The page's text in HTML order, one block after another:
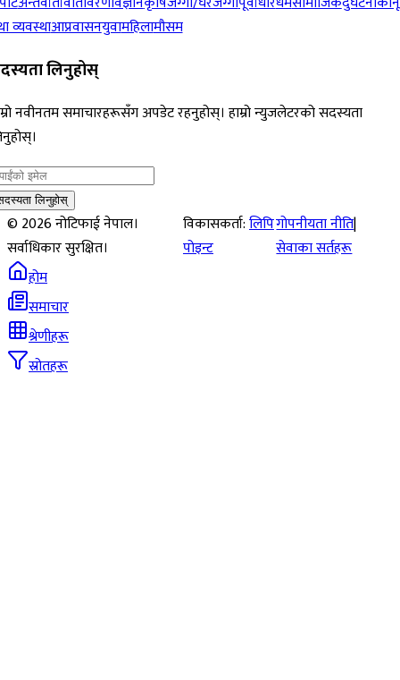
व्यवस्थाआप्रवासनयुवामहिलामौसम
लिनुहोस्
नवीनतम समाचारहरूसँग अपडेट रहनुहोस्। हाम्रो न्युजलेटरको सदस्यता
लिनुहोस्
©2026नोटिफाई नेपाल।
सर्वाधिकार सुरक्षित।
विकासकर्ता:लिपि
पोइन्ट
गोपनीयता नीति|
सेवाका सर्तहरू
होम
समाचार
श्रेणीहरू
स्रोतहरू